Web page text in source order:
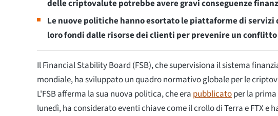
delle criptovalute potrebbe avere gravi conseguenze
Le nuove politiche hanno esortato le piattaforme di
loro fondi dalle risorse dei clienti per prevenire un
Il Financial Stability Board (FSB), che supervisiona il sistema
mondiale, ha sviluppato un quadro normativo globale per le
L'FSB afferma la sua nuova politica, che era pubblicatoper la
lunedì, ha considerato eventi chiave come il crollo di Terra e FTX e